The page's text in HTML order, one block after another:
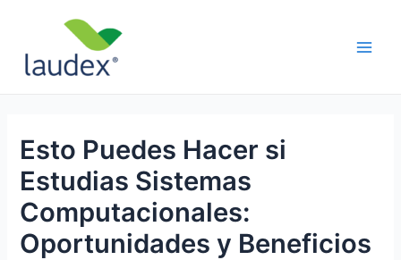
contenido
Esto Puedes Hacer si
Estudias Sistemas
Computacionales:
Oportunidades y Beneficios
entradas